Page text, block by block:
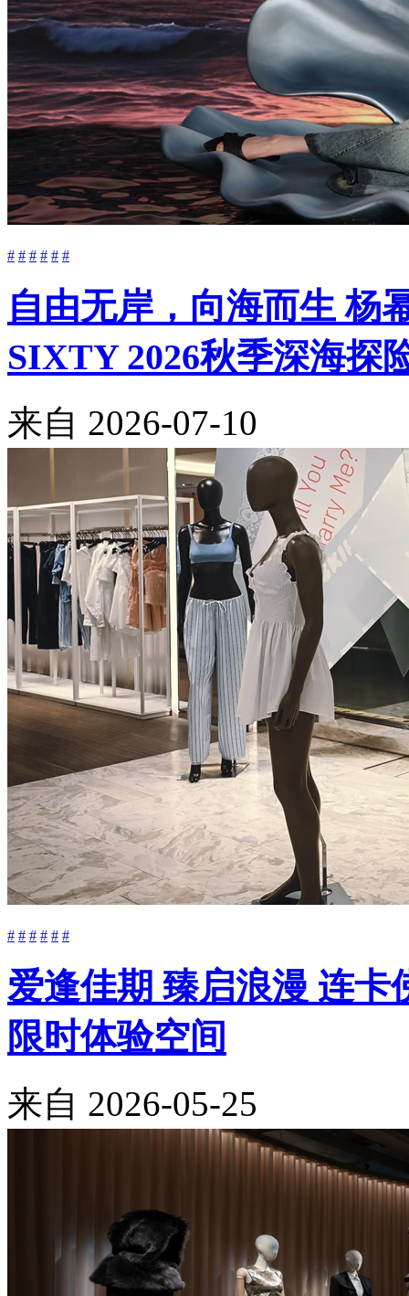
# # # # # #
自由无岸，向海而生 杨
SIXTY 2026秋季深海探
来自 2026-07-10
# # # # # #
爱逢佳期 臻启浪漫 连卡
限时体验空间
来自 2026-05-25